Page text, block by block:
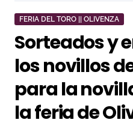
FERIA DEL TORO || OLIVENZA
Sorteados y
los novillos
para la
la feria de